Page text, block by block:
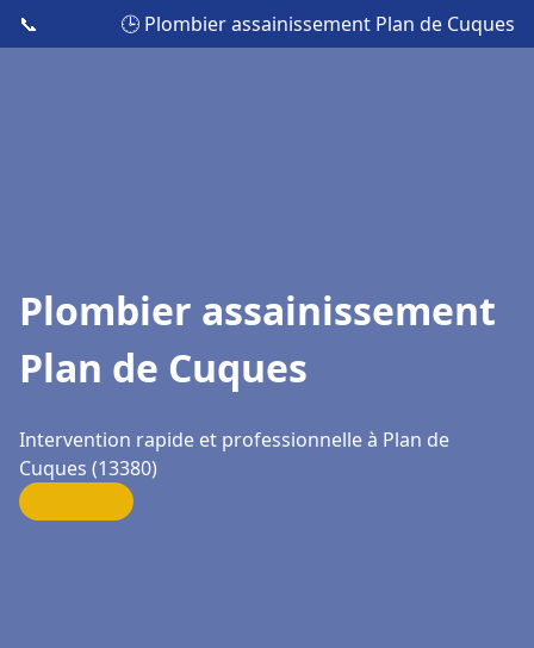
📞 🕒 Plombier assainissement Plan de Cuques
Plombier assainissement
Plan de Cuques
Intervention rapide et professionnelle à Plan de
Cuques (13380)